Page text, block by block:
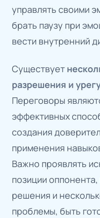
управлять своими
брать паузу при
вести внутренний
Существует
разрешения и
Переговоры
эффективных
создания
применения
Важно проявлять
позиции
решения и
проблемы, быть